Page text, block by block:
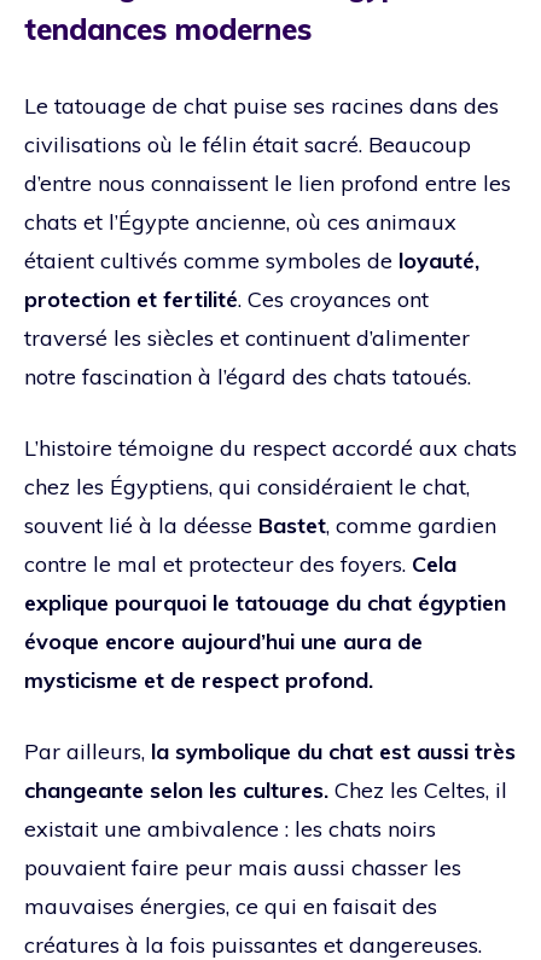
tendances modernes
Le tatouage de chat puise ses racines dans des
civilisations où le félin était sacré. Beaucoup
d’entre nous connaissent le lien profond entre les
chats et l’Égypte ancienne, où ces animaux
étaient cultivés comme symboles de loyauté,
protection et fertilité. Ces croyances ont
traversé les siècles et continuent d’alimenter
notre fascination à l’égard des chats tatoués.
L’histoire témoigne du respect accordé aux chats
chez les Égyptiens, qui considéraient le chat,
souvent lié à la déesse Bastet, comme gardien
contre le mal et protecteur des foyers. Cela
explique pourquoi le tatouage du chat égyptien
évoque encore aujourd’hui une aura de
mysticisme et de respect profond.
Par ailleurs, la symbolique du chat est aussi très
changeante selon les cultures. Chez les Celtes, il
existait une ambivalence : les chats noirs
pouvaient faire peur mais aussi chasser les
mauvaises énergies, ce qui en faisait des
créatures à la fois puissantes et dangereuses.